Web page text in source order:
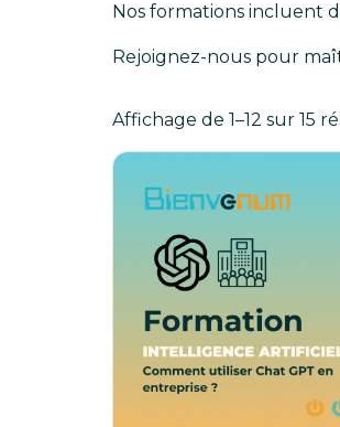
Nos formations incluent
Rejoignez-nous pour
Affichage de 1–12 sur 15